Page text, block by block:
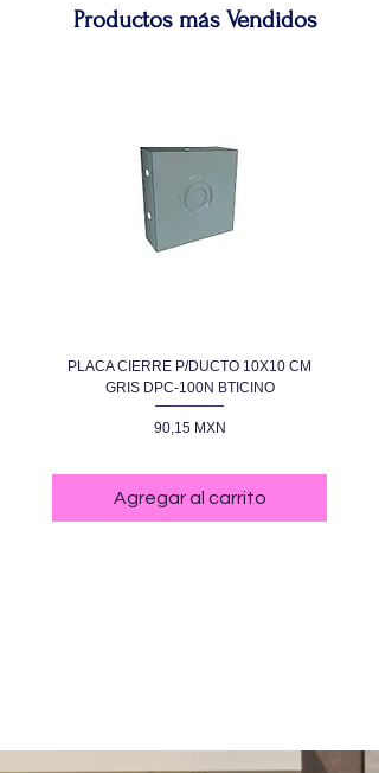
Productos más Vendidos
PLACA CIERRE P/DUCTO 10X10 CM
GRIS DPC-100N BTICINO
Precio
90,15 MXN
Agregar al carrito